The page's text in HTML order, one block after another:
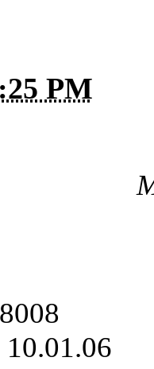
PM
10.01.06